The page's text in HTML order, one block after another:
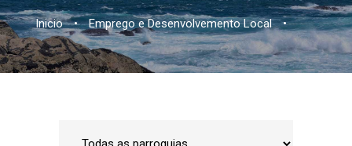
Inicio • Emprego e Desenvolvemento Local •